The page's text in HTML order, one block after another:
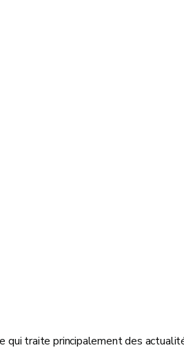
qui traite principalement des